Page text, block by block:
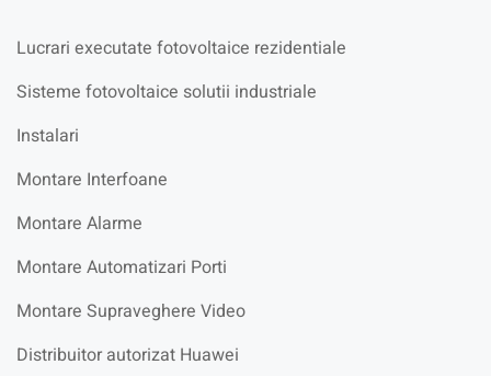
Lucrari executate fotovoltaice rezidentiale
Sisteme fotovoltaice solutii industriale
Instalari
Montare Interfoane
Montare Alarme
Montare Automatizari Porti
Montare Supraveghere Video
Distribuitor autorizat Huawei